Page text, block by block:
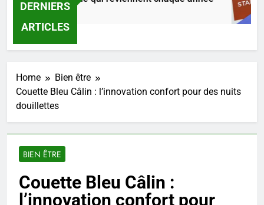
DERNIERS
ARTICLES
Ago
Home
Bien être
Couette Bleu Câlin : l’innovation confort pour des nuits
douillettes
BIEN ÊTRE
Couette Bleu Câlin :
l’innovation confort pour